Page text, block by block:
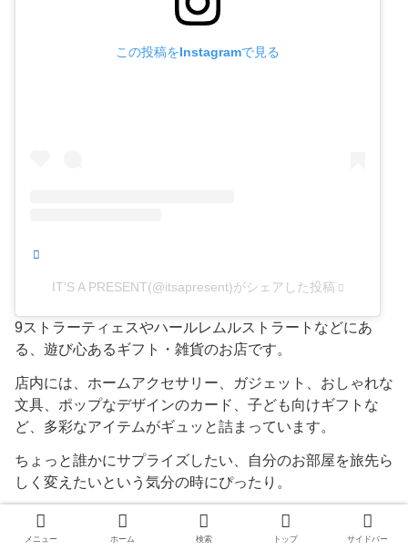
この投稿をInstagramで見る
IT’S A PRESENT(@itsapresent)がシェアした投稿
9ストラーティェスやハールレムルストラートなどにあ
る、遊び心あるギフト・雑貨のお店です。
店内には、ホームアクセサリー、ガジェット、おしゃれな
文具、ポップなデザインのカード、子ども向けギフトな
ど、多彩なアイテムがギュッと詰まっています。
ちょっと誰かにサプライズしたい、自分のお部屋を旅先ら
しく変えたいという気分の時にぴったり。
商品がバラエティに富んでいて、価格もアイテムによって
幅があるため、荷物や予算を気にしつつ選びやすいのもポ
メニュー ホーム 検索 トップ サイドバー